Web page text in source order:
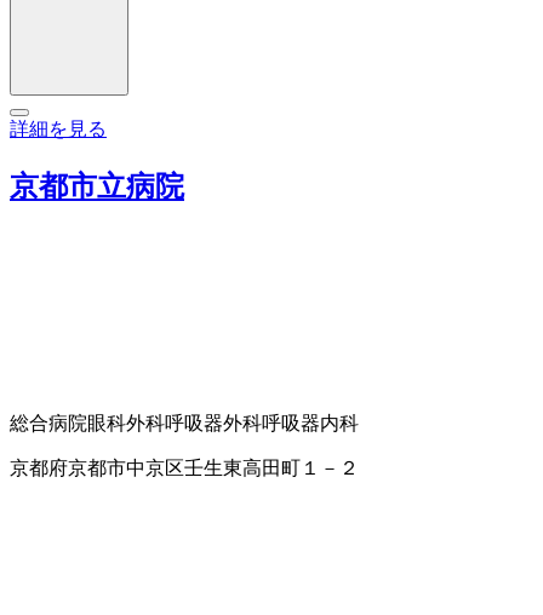
詳細を見る
京都市立病院
総合病院眼科外科呼吸器外科呼吸器内科
京都府京都市中京区壬生東高田町１－２